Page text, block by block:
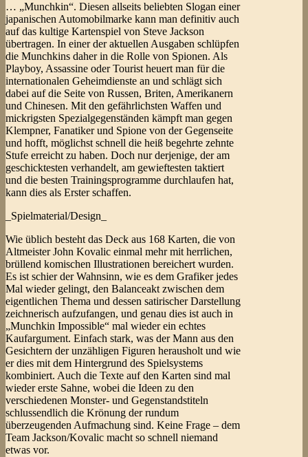
… „Munchkin“. Diesen allseits beliebten Slogan einer
japanischen Automobilmarke kann man definitiv auch
auf das kultige Kartenspiel von Steve Jackson
übertragen. In einer der aktuellen Ausgaben schlüpfen
die Munchkins daher in die Rolle von Spionen. Als
Playboy, Assassine oder Tourist heuert man für die
internationalen Geheimdienste an und schlägt sich
dabei auf die Seite von Russen, Briten, Amerikanern
und Chinesen. Mit den gefährlichsten Waffen und
mickrigsten Spezialgegenständen kämpft man gegen
Klempner, Fanatiker und Spione von der Gegenseite
und hofft, möglichst schnell die heiß begehrte zehnte
Stufe erreicht zu haben. Doch nur derjenige, der am
geschicktesten verhandelt, am gewieftesten taktiert
und die besten Trainingsprogramme durchlaufen hat,
kann dies als Erster schaffen.
_Spielmaterial/Design_
Wie üblich besteht das Deck aus 168 Karten, die von
Altmeister John Kovalic einmal mehr mit herrlichen,
brüllend komischen Illustrationen bereichert wurden.
Es ist schier der Wahnsinn, wie es dem Grafiker jedes
Mal wieder gelingt, den Balanceakt zwischen dem
eigentlichen Thema und dessen satirischer Darstellung
zeichnerisch aufzufangen, und genau dies ist auch in
„Munchkin Impossible“ mal wieder ein echtes
Kaufargument. Einfach stark, was der Mann aus den
Gesichtern der unzähligen Figuren herausholt und wie
er dies mit dem Hintergrund des Spielsystems
kombiniert. Auch die Texte auf den Karten sind mal
wieder erste Sahne, wobei die Ideen zu den
verschiedenen Monster- und Gegenstandstiteln
schlussendlich die Krönung der rundum
überzeugenden Aufmachung sind. Keine Frage – dem
Team Jackson/Kovalic macht so schnell niemand
etwas vor.